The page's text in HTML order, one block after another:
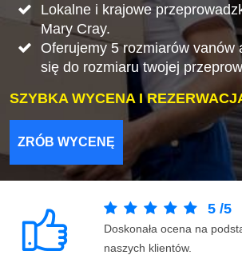
Lokalne i krajowe
Mary Cray.
Oferujemy 5 rozmiarów vanów
się do rozmiaru twojej
SZYBKA WYCENA I
ZRÓB WYCENĘ
5 /5
Doskonała ocena na
naszych klientów.